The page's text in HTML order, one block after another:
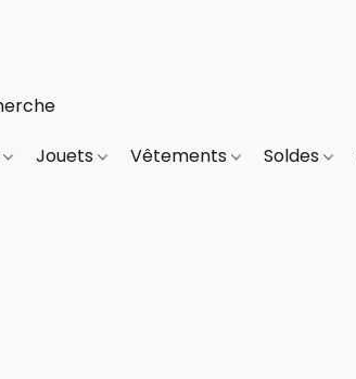
Jouets Vêtements Soldes